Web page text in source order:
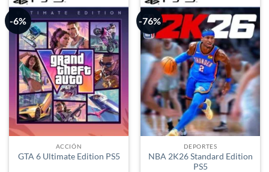
-6%
ACCIÓN
GTA 6 Ultimate Edition PS5
-76%
DEPORTES
NBA 2K26 Standard Edition
PS5